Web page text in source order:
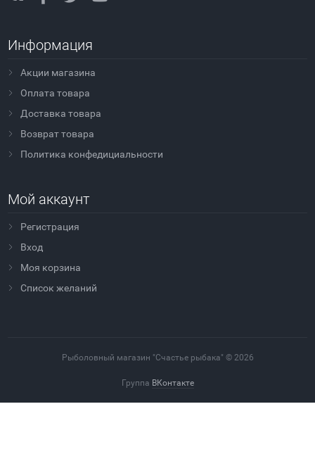
Информация
Акции магазина
Оплата товара
Доставка товара
Возврат товара
Политика конфедициальности
Мой аккаунт
Регистрация
Вход
Моя корзина
Cписок желаний
Рыболовный магазин "Счастье рыбака" © 2026
Группа ВКонтакте